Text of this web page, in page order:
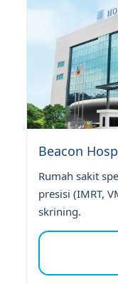
Beacon
Rumah sakit
presisi (IMRT,
skrining.